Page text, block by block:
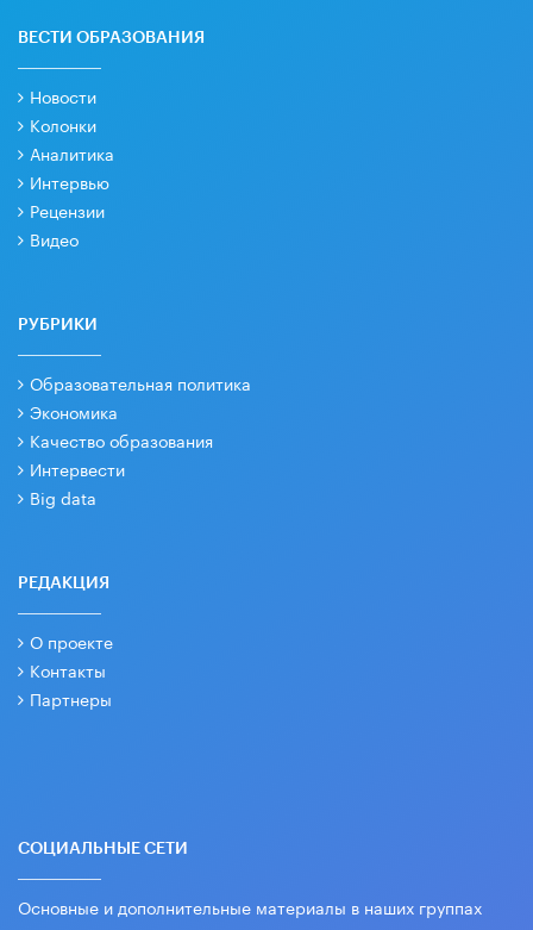
ВЕСТИ ОБРАЗОВАНИЯ
Новости
Колонки
Аналитика
Интервью
Рецензии
Видео
РУБРИКИ
Образовательная политика
Экономика
Качество образования
Интервести
Big data
РЕДАКЦИЯ
О проекте
Контакты
Партнеры
СОЦИАЛЬНЫЕ СЕТИ
Основные и дополнительные материалы в наших группах